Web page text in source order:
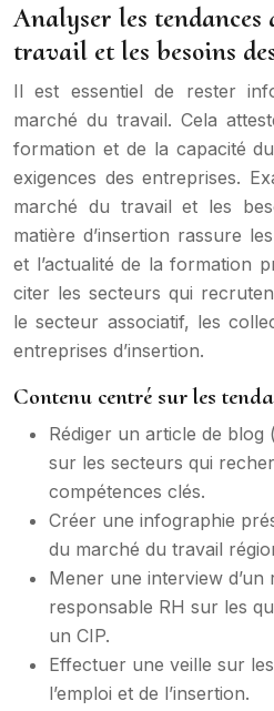
Analyser les tendances
travail et les besoins
Il est essentiel de rester
marché du travail. Cela
formation et de la capacité
exigences des entreprises.
marché du travail et les
matière d’insertion rassure
et l’actualité de la formation
citer les secteurs qui
le secteur associatif, les
entreprises d’insertion.
Contenu centré sur les
Rédiger un article de blog
sur les secteurs qui
compétences clés.
Créer une infographie
du marché du travail
Mener une interview d’un
responsable RH sur les
un CIP.
Effectuer une veille sur
l’emploi et de l’insertion.